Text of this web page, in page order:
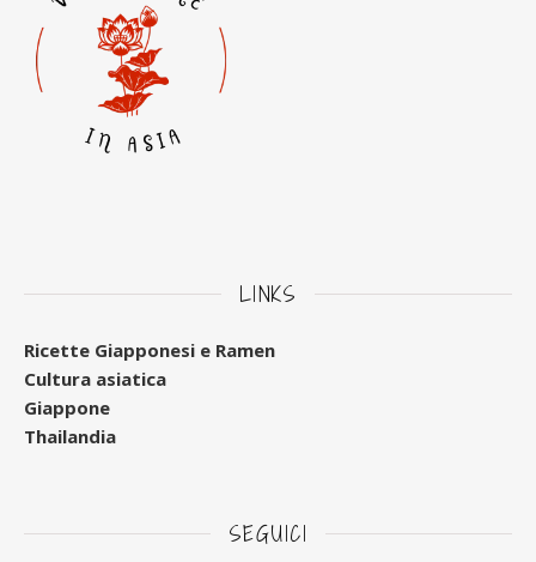
LINKS
Ricette Giapponesi e Ramen
Cultura asiatica
Giappone
Thailandia
SEGUICI